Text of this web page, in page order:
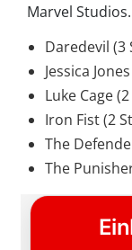
Marvel
Daredevil (3
Jessica
Luke Cage
Iron Fist (2
The
The